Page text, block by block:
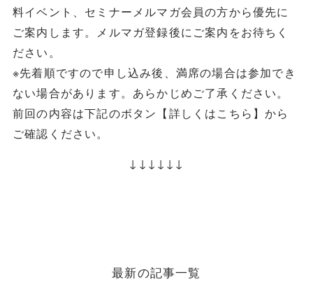
料イベント、セミナーメルマガ会員の方から優先に
ご案内します。メルマガ登録後にご案内をお待ちく
ださい。
※先着順ですので申し込み後、満席の場合は参加でき
ない場合があります。あらかじめご了承ください。
前回の内容は下記のボタン【詳しくはこちら】から
ご確認ください。
↓↓↓↓↓↓
最新の記事一覧